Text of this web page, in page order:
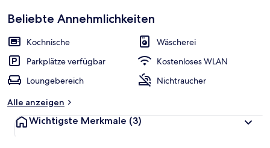
Beliebte Annehmlichkeiten
Kochnische
Wäscherei
Parkplätze verfügbar
Kostenloses WLAN
Loungebereich
Nichtraucher
Alle anzeigen
Wichtigste Merkmale (3)